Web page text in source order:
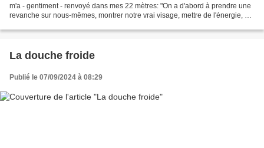
m'a - gentiment - renvoyé dans mes 22 mètres: "On a d'abord à prendre une
revanche sur nous-mêmes, montrer notre vrai visage, mettre de l'énergie, du
La douche froide
Publié le 07/09/2024 à 08:29